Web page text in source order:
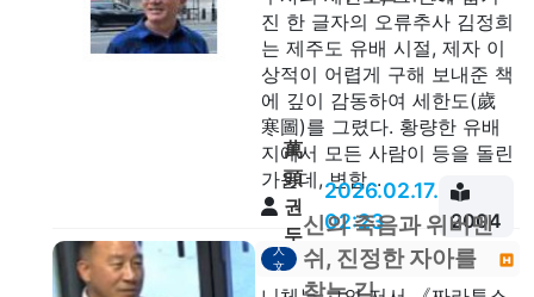
진 한 글자의 오류추사 김정희
는 제주도 유배 시절, 제자 이
상적이 어렵게 구해 보내준 책
에 깊이 감동하여 세한도(歲
寒圖)를 그렸다. 황량한 유배
지에서 모든 사람이 등을 돌린
가운데, 변함...
萬
頭
권
두
안
2026.02.17.
02:23
2004
人
文
신의 죽음과 위버멘
쉬, 진정한 자아를
찾는 길